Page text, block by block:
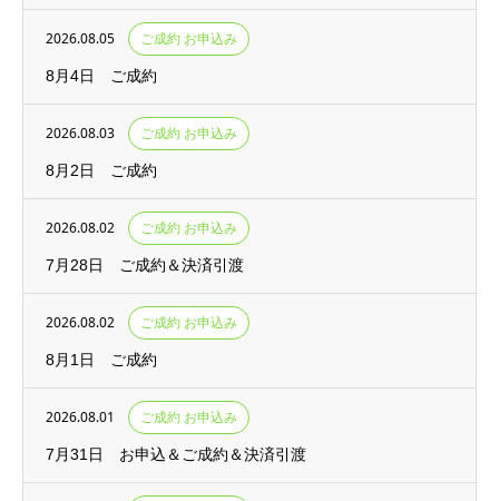
2026.08.05 ご成約 お申込み
8月4日 ご成約
2026.08.03 ご成約 お申込み
8月2日 ご成約
2026.08.02 ご成約 お申込み
7月28日 ご成約＆決済引渡
2026.08.02 ご成約 お申込み
8月1日 ご成約
2026.08.01 ご成約 お申込み
7月31日 お申込＆ご成約＆決済引渡